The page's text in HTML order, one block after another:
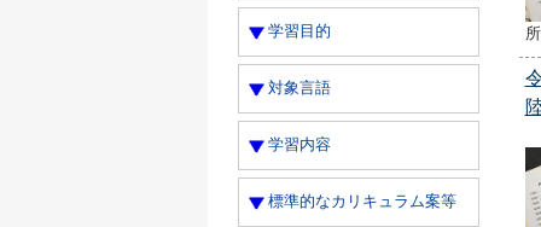
学習目的
対象言語
学習内容
標準的なカリキュラム案等